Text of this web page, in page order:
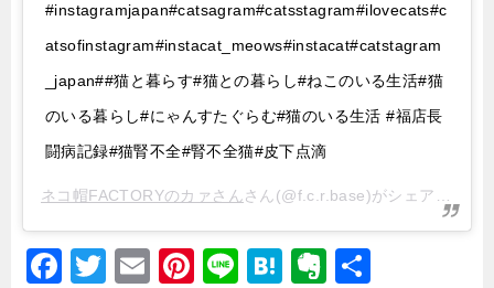
#instagramjapan#catsagram#catsstagram#ilovecats#c
atsofinstagram#instacat_meows#instacat#catstagram
_japan##猫と暮らす#猫との暮らし#ねこのいる生活#猫
のいる暮らし#にゃんすたぐらむ#猫のいる生活 #福店長
闘病記録#猫腎不全#腎不全猫#皮下点滴
ネコ帽FACTORYのカァさんさん(@f.c.r.base)がシェアした投稿 –
F
T
E
Pi
Li
H
E